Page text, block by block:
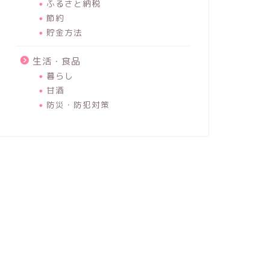
ふるさと納税
節約
貯金方法
生活・食品
暮らし
甘酒
防災・防犯対策